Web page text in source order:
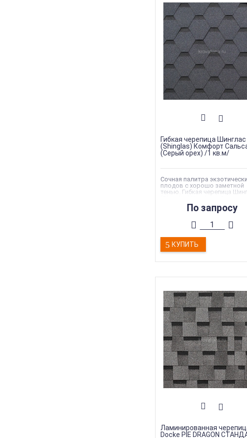
Гибкая черепица Шинглас
(Shinglas) Комфорт
(Серый орех) /1 кв.м/
Сочная палитра
плодов с хорошо заметной
тенью. Гибкая черепица
(Финик) /1 кв.м/
Торговая марка:Shinglas
Тип товара:Гибкая
Тип продукции
(Листы)
По запросу
КУПИТЬ
Ламинированная
Docke PIE DRAGON